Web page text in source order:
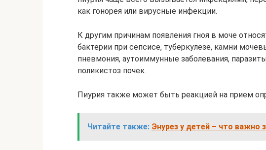
как гонорея или вирусные инфекции.
К другим причинам появления гноя в моче
бактерии при сепсисе, туберкулёзе, камни
пневмония, аутоиммунные заболевания,
поликистоз почек.
Пиурия также может быть реакцией на прием
Читайте также: Энурез у детей – что важно